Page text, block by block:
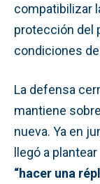
compatibilizar
protección del
condiciones
La defensa
mantiene
nueva. Ya en
llegó a
“hacer una